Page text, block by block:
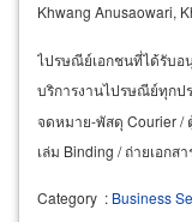
Khwang Anusaowari,
ไปรษณีย์เอกชนที่ได้รับอ
บริการงานไปรษณีย์ทุกป
จดหมาย-พัสดุ Courier /
เล่ม Binding / ถ่ายเอก
Category : Business